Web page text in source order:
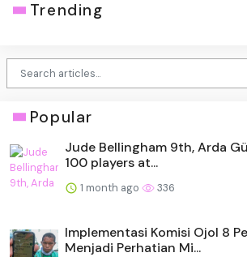
Trending
Popular
Jude Bellingham 9th, Arda
100 players at...
1 month ago 336
Implementasi Komisi Ojol 8
Menjadi Perhatian Mi...